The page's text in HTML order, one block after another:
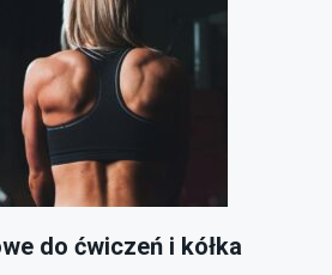
do ćwiczeń i kółka